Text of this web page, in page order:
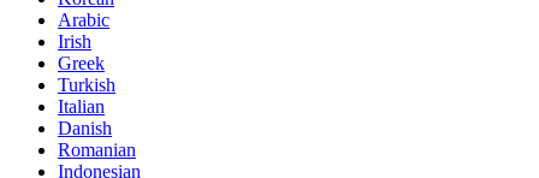
Arabic
Irish
Greek
Turkish
Italian
Danish
Romanian
Indonesian